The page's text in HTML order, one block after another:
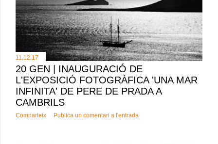
11.12.17
20 GEN | INAUGURACIÓ DE
L'EXPOSICIÓ FOTOGRÀFICA 'UNA MAR
INFINITA' DE PERE DE PRADA A
CAMBRILS
Comparteix Publica un comentari a l'entrada